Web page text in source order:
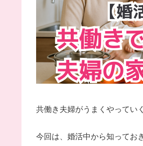
共働き夫婦がうまくやってい
今回は、婚活中から知ってお